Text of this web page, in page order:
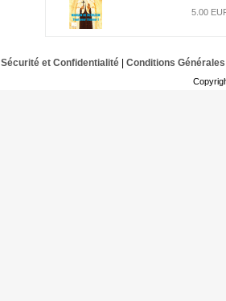
5.00
Sécurité et Confidentialité| Conditions Générales